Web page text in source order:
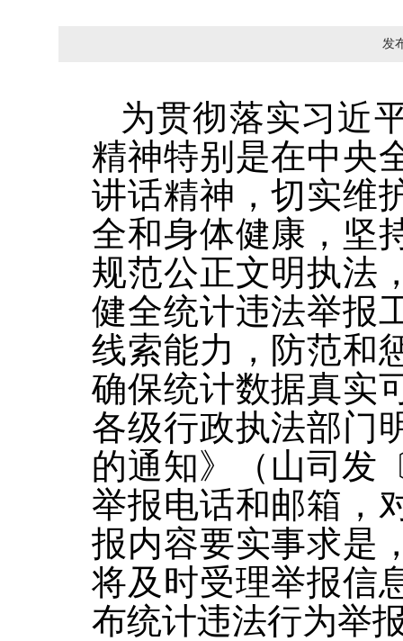
发
为贯彻落实习近
精神特别是在中央
讲话精神，切实维
全和身体健康，坚
规范公正文明执法
健全统计违法举报
线索能力，防范和
确保统计数据真实
各级行政执法部门
的通知》（山司发
举报电话和邮箱，
报内容要实事求是
将及时受理举报信
布统计违法行为举